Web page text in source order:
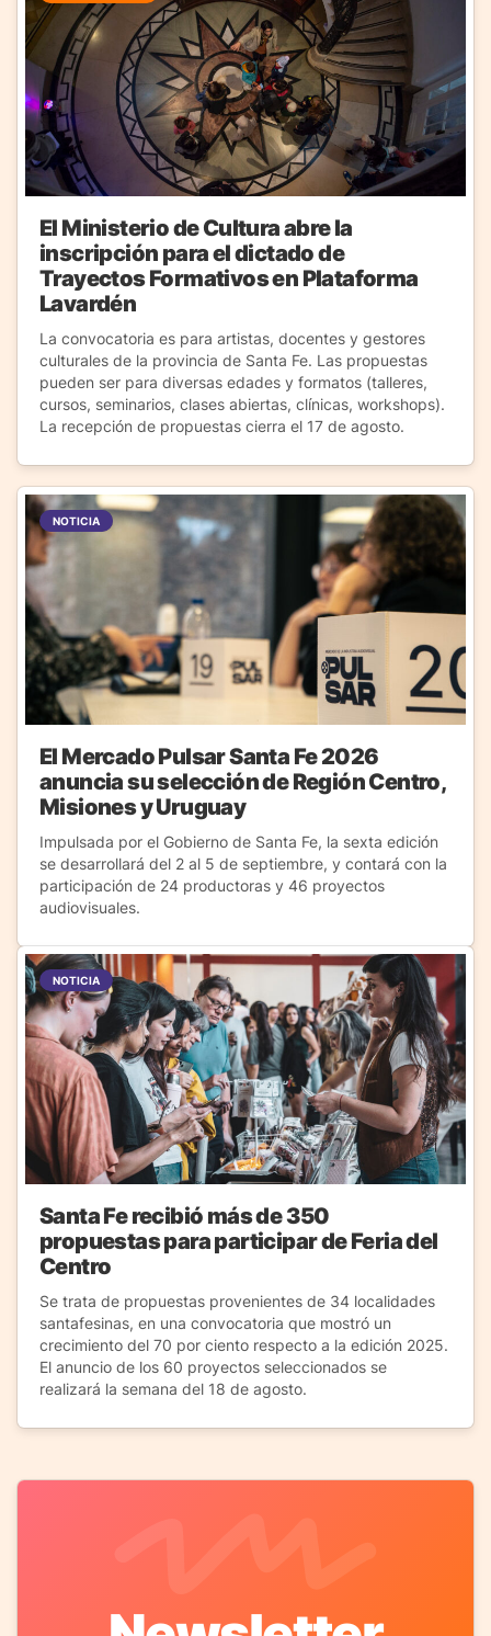
El Ministerio de Cultura abre la
inscripción para el dictado de
Trayectos Formativos en Plataforma
Lavardén
La convocatoria es para artistas, docentes y gestores
culturales de la provincia de Santa Fe. Las propuestas
pueden ser para diversas edades y formatos (talleres,
cursos, seminarios, clases abiertas, clínicas, workshops).
La recepción de propuestas cierra el 17 de agosto.
NOTICIA
El Mercado Pulsar Santa Fe 2026
anuncia su selección de Región Centro,
Misiones y Uruguay
Impulsada por el Gobierno de Santa Fe, la sexta edición
se desarrollará del 2 al 5 de septiembre, y contará con la
participación de 24 productoras y 46 proyectos
audiovisuales.
NOTICIA
Santa Fe recibió más de 350
propuestas para participar de Feria del
Centro
Se trata de propuestas provenientes de 34 localidades
santafesinas, en una convocatoria que mostró un
crecimiento del 70 por ciento respecto a la edición 2025.
El anuncio de los 60 proyectos seleccionados se
realizará la semana del 18 de agosto.